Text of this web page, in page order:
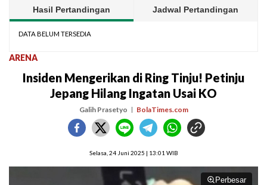
Hasil Pertandingan Jadwal Pertandingan
DATA BELUM TERSEDIA
ARENA
Insiden Mengerikan di Ring Tinju! Petinju
Jepang Hilang Ingatan Usai KO
Galih Prasetyo BolaTimes.com
Selasa, 24 Juni 2025 | 13:01 WIB
Perbesar